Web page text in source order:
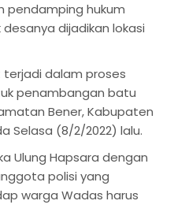
pendamping hukum
dijadikan lokasi
dalam proses
penambangan batu
Bener, Kabupaten
Selasa (8/2/2022) lalu.
Ulung Hapsara dengan
polisi yang
warga Wadas harus